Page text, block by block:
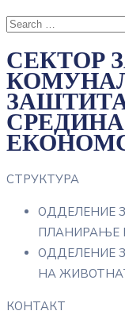
СЕКТОР
СТРУКТУРА
ОДДЕЛЕНИЕ
ПЛАНИРАЊЕ
ОДДЕЛЕНИЕ
НА
КОНТАКТ